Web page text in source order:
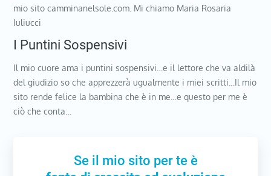
mio sito camminanelsole.com. Mi chiamo Maria Rosaria
Iuliucci
I Puntini Sospensivi
Il mio cuore ama i puntini sospensivi…e il lettore che va aldilà
del giudizio so che apprezzerà ugualmente i miei scritti…Il mio
sito rende felice la bambina che è in me…e questo per me è
ciò che conta…
Se il mio sito per te è